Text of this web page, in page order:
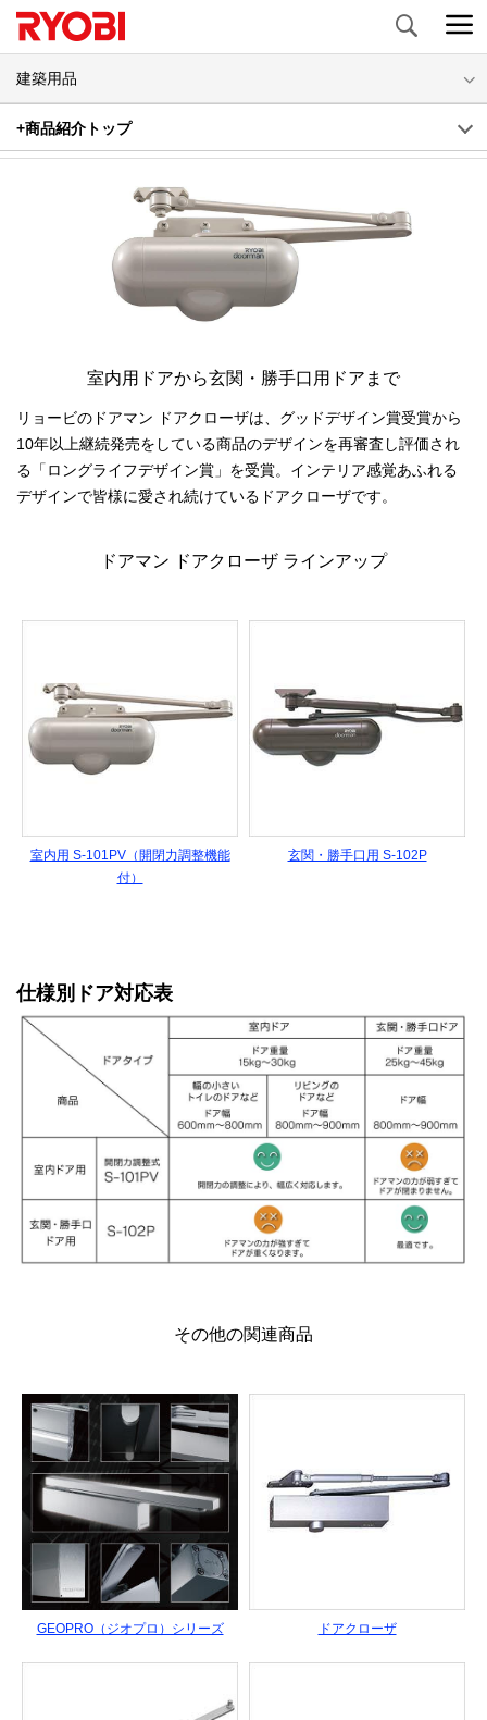
Search
建築用品
+商品紹介トップ
ドアマン ドアクローザ
室内用ドアから玄関・勝手口用ドアまで
リョービのドアマン ドアクローザは、グッドデザイン賞受賞から
10年以上継続発売をしている商品のデザインを再審査し評価され
る「ロングライフデザイン賞」を受賞。インテリア感覚あふれる
デザインで皆様に愛され続けているドアクローザです。
ドアマン ドアクローザ ラインアップ
室内用 S-101PV（開閉力調整機能
付）
玄関・勝手口用 S-102P
仕様別ドア対応表
その他の関連商品
GEOPRO（ジオプロ）シリーズ ドアクローザ